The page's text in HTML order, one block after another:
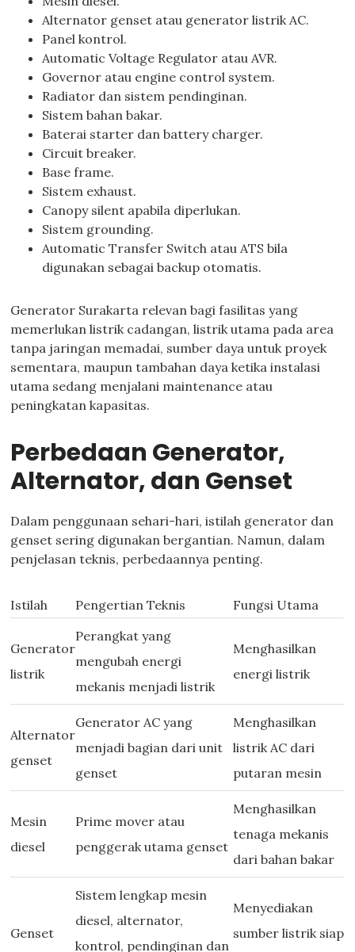
Alternator genset atau generator listrik AC.
Panel kontrol.
Automatic Voltage Regulator atau AVR.
Governor atau engine control system.
Radiator dan sistem pendinginan.
Sistem bahan bakar.
Baterai starter dan battery charger.
Circuit breaker.
Base frame.
Sistem exhaust.
Canopy silent apabila diperlukan.
Sistem grounding.
Automatic Transfer Switch atau ATS bila
digunakan sebagai backup otomatis.
Generator Surakarta relevan bagi fasilitas yang
memerlukan listrik cadangan, listrik utama pada area
tanpa jaringan memadai, sumber daya untuk proyek
sementara, maupun tambahan daya ketika instalasi
utama sedang menjalani maintenance atau
peningkatan kapasitas.
Perbedaan Generator,
Alternator, dan Genset
Dalam penggunaan sehari-hari, istilah generator dan
genset sering digunakan bergantian. Namun, dalam
penjelasan teknis, perbedaannya penting.
Istilah Pengertian Teknis Fungsi Utama
Generator
listrik
Perangkat yang
mengubah energi
mekanis menjadi listrik
Menghasilkan
energi listrik
Alternator
genset
Generator AC yang
menjadi bagian dari unit
genset
Menghasilkan
listrik AC dari
putaran mesin
Mesin
diesel
Prime mover atau
penggerak utama genset
Menghasilkan
tenaga mekanis
dari bahan bakar
Genset
Sistem lengkap mesin
diesel, alternator,
kontrol, pendinginan dan
Menyediakan
sumber listrik siap